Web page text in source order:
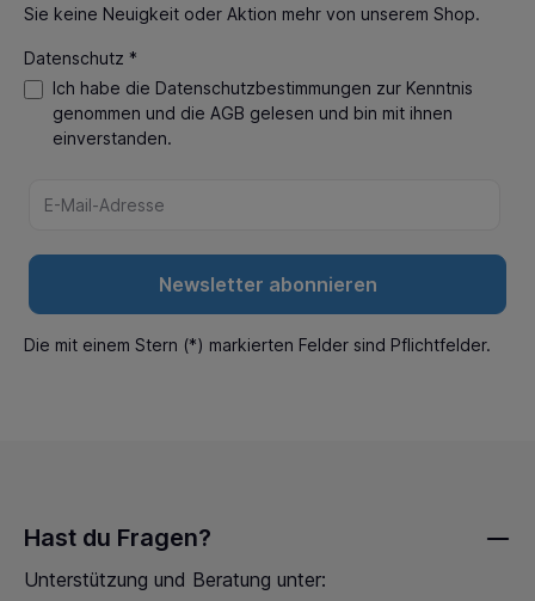
Sie keine Neuigkeit oder Aktion mehr von unserem Shop.
Datenschutz *
Ich habe die Datenschutzbestimmungen zur Kenntnis
genommen und die AGB gelesen und bin mit ihnen
einverstanden.
Newsletter abonnieren
Die mit einem Stern (*) markierten Felder sind Pflichtfelder.
Hast du Fragen?
Unterstützung und Beratung unter: